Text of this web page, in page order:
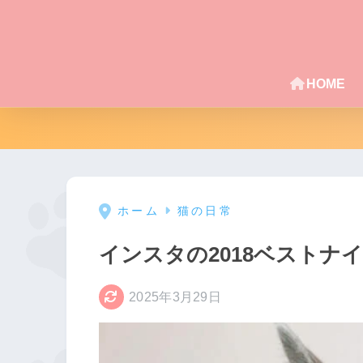
HOME
ホーム 猫の日常
インスタの2018ベストナ
2025年3月29日